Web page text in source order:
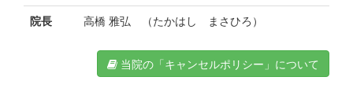
院長
高橋 雅弘 （たかはし まさひろ）
当院の「キャンセルポリシー」について